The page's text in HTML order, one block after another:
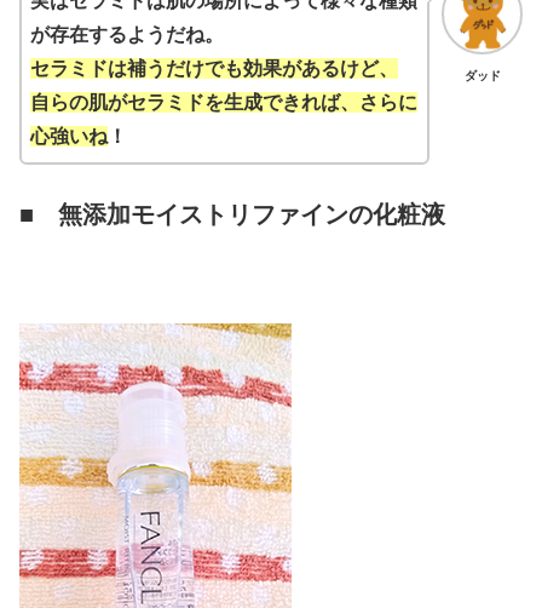
ダッド
が存在するようだね。
セラミドは補うだけでも効果があるけど、
自らの肌がセラミドを生成できれば、さらに
心強いね ！
■ 無添加モイストリファインの化粧液